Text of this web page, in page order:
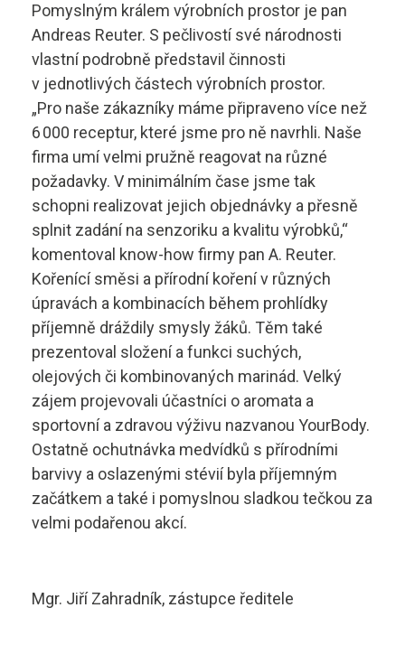
Skupina B+E
Skupina B96
Skupina C
Skupina C+E
Skupina T
Skupina L17
Kurz po zadržení ŘP
Kondiční jízdy
sstrnb@sstrnb.cz
Virtuální prohlídka
Pomyslným králem výrobních prostor je pan
Andreas Reuter. S pečlivostí své národnosti
vlastní podrobně představil činnosti
v jednotlivých částech výrobních prostor.
„Pro naše zákazníky máme připraveno více než
6 000 receptur, které jsme pro ně navrhli. Naše
firma umí velmi pružně reagovat na různé
požadavky. V minimálním čase jsme tak
schopni realizovat jejich objednávky a přesně
splnit zadání na senzoriku a kvalitu výrobků,“
komentoval know-how firmy pan A. Reuter.
Kořenící směsi a přírodní koření v různých
úpravách a kombinacích během prohlídky
příjemně dráždily smysly žáků. Těm také
prezentoval složení a funkci suchých,
olejových či kombinovaných marinád. Velký
zájem projevovali účastníci o aromata a
sportovní a zdravou výživu nazvanou YourBody.
Ostatně ochutnávka medvídků s přírodními
barvivy a oslazenými stévií byla příjemným
začátkem a také i pomyslnou sladkou tečkou za
velmi podařenou akcí.
Mgr. Jiří Zahradník, zástupce ředitele